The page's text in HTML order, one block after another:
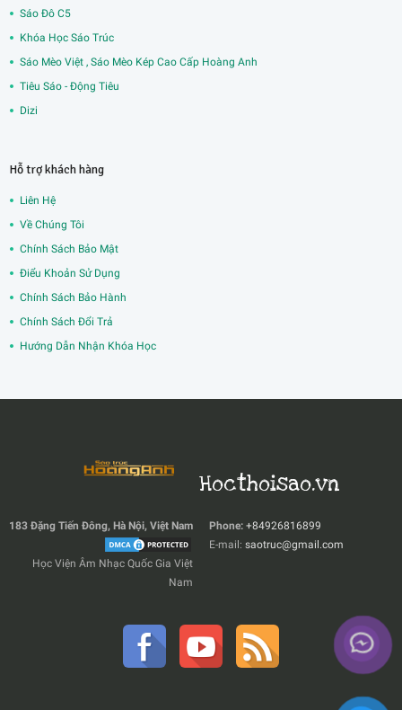
Sáo Đô C5
Khóa Học Sáo Trúc
Sáo Mèo Việt , Sáo Mèo Kép Cao Cấp Hoàng Anh
Tiêu Sáo - Động Tiêu
Dizi
Hỗ trợ khách hàng
Liên Hệ
Về Chúng Tôi
Chính Sách Bảo Mật
Điểu Khoản Sử Dụng
Chính Sách Bảo Hành
Chính Sách Đổi Trả
Hướng Dẫn Nhận Khóa Học
Hocthoisao.vn
Phone: +84926816899
E-mail: saotruc@gmail.com
183 Đặng Tiến Đông, Hà Nội, Việt Nam
Học Viện Âm Nhạc Quốc Gia Việt
Nam